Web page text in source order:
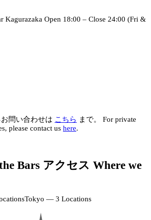
Kagurazaka Open 18:00 – Close 24:00 (Fri &
問い合わせは こちら まで。
For private
please contact us here.
Bars アクセス Where we
Tokyo — 3 Locations
楽
N